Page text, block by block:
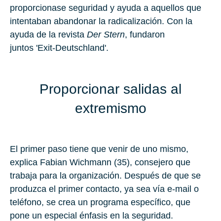
proporcionase seguridad y ayuda a aquellos que
intentaban abandonar la radicalización. Con la
ayuda de la revista Der Stern, fundaron
juntos 'Exit-Deutschland'.
Proporcionar salidas al
extremismo
El primer paso tiene que venir de uno mismo,
explica Fabian Wichmann (35), consejero que
trabaja para la organización. Después de que se
produzca el primer contacto, ya sea vía e-mail o
teléfono, se crea un programa específico, que
pone un especial énfasis en la seguridad.